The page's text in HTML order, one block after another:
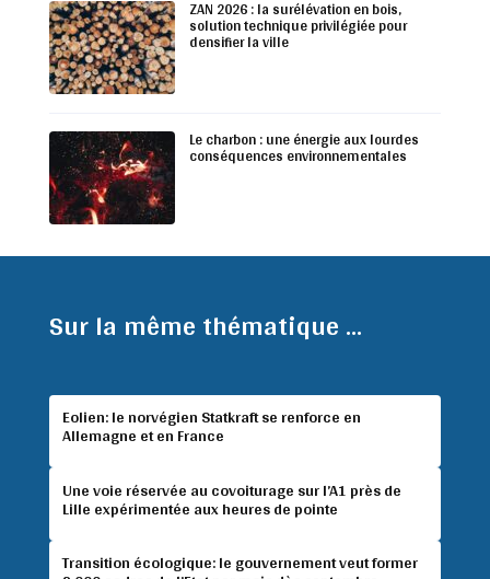
ZAN 2026 : la surélévation en bois,
solution technique privilégiée pour
densifier la ville
Le charbon : une énergie aux lourdes
conséquences environnementales
Sur la même thématique ...
Eolien: le norvégien Statkraft se renforce en
Allemagne et en France
Une voie réservée au covoiturage sur l’A1 près de
Lille expérimentée aux heures de pointe
Transition écologique: le gouvernement veut former